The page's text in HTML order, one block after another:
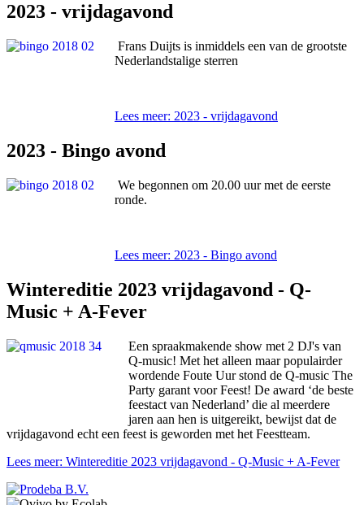
2023 - vrijdagavond
Frans Duijts is inmiddels een van de grootste
Nederlandstalige sterren
Lees meer: 2023 - vrijdagavond
2023 - Bingo avond
We begonnen om 20.00 uur met de eerste
ronde.
Lees meer: 2023 - Bingo avond
Wintereditie 2023 vrijdagavond - Q-
Music + A-Fever
Een spraakmakende show met 2 DJ's van
Q-music! Met het alleen maar populairder
wordende Foute Uur stond de Q-music The
Party garant voor Feest! De award ‘de beste
feestact van Nederland’ die al meerdere
jaren aan hen is uitgereikt, bewijst dat de
vrijdagavond echt een feest is geworden met het Feestteam.
Lees meer: Wintereditie 2023 vrijdagavond - Q-Music + A-Fever